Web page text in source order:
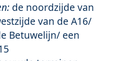
de noordzijde van
van de A16/
Betuwelijn/ een